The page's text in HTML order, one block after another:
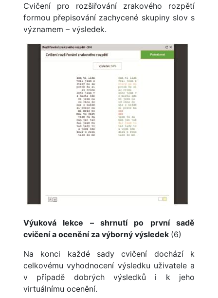
Cvičení pro rozšiřování zrakového rozpětí
formou přepisování zachycené skupiny slov s
významem – výsledek.
Výuková lekce – shrnutí po první sadě
cvičení a ocenění za výborný výsledek (6)
Na konci každé sady cvičení dochází k
celkovému vyhodnocení výsledku uživatele a
v případě dobrých výsledků i k jeho
virtuálnímu ocenění.